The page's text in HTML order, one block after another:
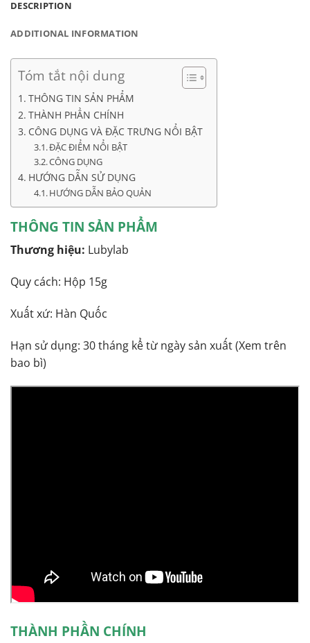
DESCRIPTION
ADDITIONAL INFORMATION
Tóm tắt nội dung
THÔNG TIN SẢN PHẨM
THÀNH PHẦN CHÍNH
CÔNG DỤNG VÀ ĐẶC TRƯNG NỔI BẬT
ĐẶC ĐIỂM NỔI BẬT
CÔNG DỤNG
HƯỚNG DẪN SỬ DỤNG
HƯỚNG DẪN BẢO QUẢN
THÔNG TIN SẢN PHẨM
Thương hiệu: Lubylab
Quy cách: Hộp 15g
Xuất xứ: Hàn Quốc
Hạn sử dụng: 30 tháng kể từ ngày sản xuất (Xem trên
bao bì)
THÀNH PHẦN CHÍNH